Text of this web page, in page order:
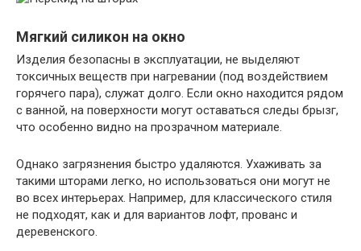
Мягкий силикон на окно
Изделия безопасны в эксплуатации, не выделяют
токсичных веществ при нагревании (под воздействием
горячего пара), служат долго. Если окно находится рядом
с ванной, на поверхности могут оставаться следы брызг,
что особенно видно на прозрачном материале.
Однако загрязнения быстро удаляются. Ухаживать за
такими шторами легко, но использоваться они могут не
во всех интерьерах. Например, для классического стиля
не подходят, как и для вариантов лофт, прованс и
деревенского.